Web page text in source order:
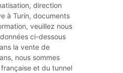
direction
à Turin, documents
veuillez nous
ci-dessous
la vente de
nous sommes
et du tunnel